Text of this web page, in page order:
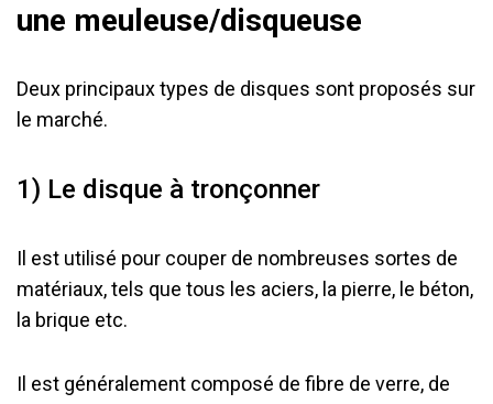
une meuleuse/disqueuse
Deux principaux types de disques sont proposés sur
le marché.
1) Le disque à tronçonner
Il est utilisé pour couper de nombreuses sortes de
matériaux, tels que tous les aciers, la pierre, le béton,
la brique etc.
Il est généralement composé de fibre de verre, de